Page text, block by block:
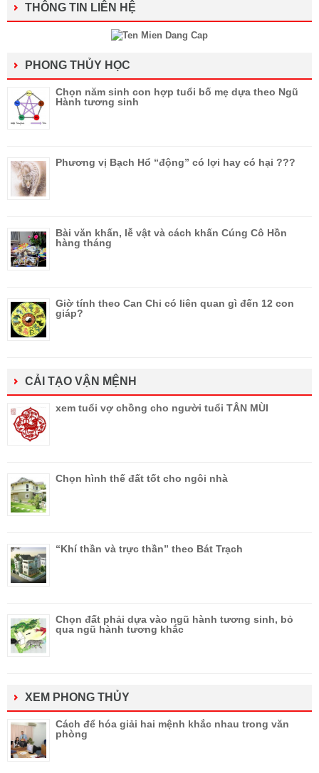
THÔNG TIN LIÊN HỆ
PHONG THỦY HỌC
Chọn năm sinh con hợp tuổi bố mẹ dựa theo Ngũ
Hành tương sinh
Phương vị Bạch Hổ “động” có lợi hay có hại ???
Bài văn khấn, lễ vật và cách khấn Cúng Cô Hồn
hàng tháng
Giờ tính theo Can Chi có liên quan gì đến 12 con
giáp?
CẢI TẠO VẬN MỆNH
xem tuổi vợ chồng cho người tuổi TÂN MÙI
Chọn hình thế đất tốt cho ngôi nhà
“Khí thần và trực thần” theo Bát Trạch
Chọn đất phải dựa vào ngũ hành tương sinh, bỏ
qua ngũ hành tương khắc
XEM PHONG THỦY
Cách để hóa giải hai mệnh khắc nhau trong văn
phòng